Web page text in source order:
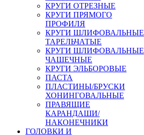
КРУГИ ОТРЕЗНЫЕ
КРУГИ ПРЯМОГО
ПРОФИЛЯ
КРУГИ ШЛИФОВАЛЬНЫЕ
ТАРЕЛЬЧАТЫЕ
КРУГИ ШЛИФОВАЛЬНЫЕ
ЧАШЕЧНЫЕ
КРУГИ ЭЛЬБОРОВЫЕ
ПАСТА
ПЛАСТИНЫ/БРУСКИ
ХОНИНГОВАЛЬНЫЕ
ПРАВЯЩИЕ
КАРАНДАШИ/
НАКОНЕЧНИКИ
ГОЛОВКИ И